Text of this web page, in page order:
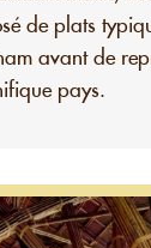
de plats
avant de
pays.